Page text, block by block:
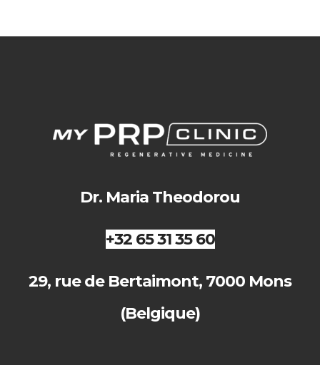
Dr. Maria Theodorou
+32 65 31 35 60
29, rue de Bertaimont, 7000 Mons
(Belgique)